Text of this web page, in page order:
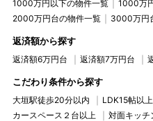
1000万円以下の物件一覧
1000万
2000万円台の物件一覧
3000万円
返済額から探す
返済額6万円台 返済額7万円台
こだわり条件から探す
大垣駅徒歩20分以内 LDK15帖以上
カースペース２台以上
対面キッチ